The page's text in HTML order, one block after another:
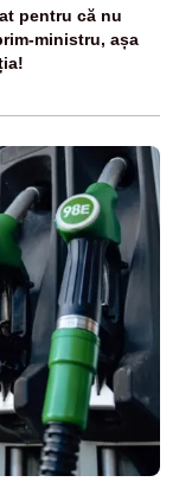
pentru că nu
ministru, așa